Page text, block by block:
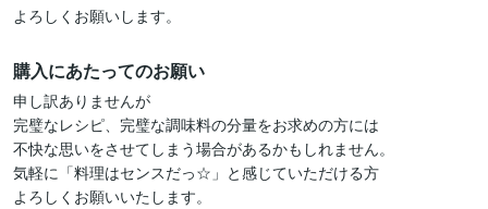
よろしくお願いします。
購入にあたってのお願い
申し訳ありませんが
完璧なレシピ、完璧な調味料の分量をお求めの方には
不快な思いをさせてしまう場合があるかもしれません。
気軽に「料理はセンスだっ☆」と感じていただける方
よろしくお願いいたします。